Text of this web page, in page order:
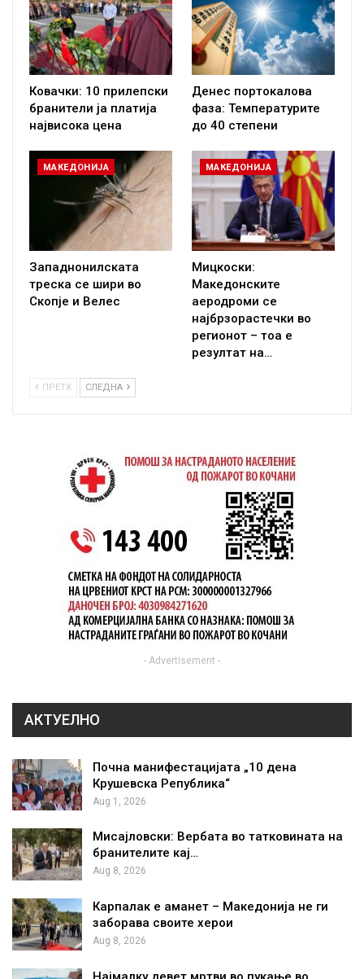
Ковачки: 10 прилепски
бранители ја платија
највисока цена
Денес портокалова
фаза: Температурите
до 40 степени
МАКЕДОНИЈА
Западнонилската
треска се шири во
Скопје и Велес
МАКЕДОНИЈА
Мицкоски:
Македонските
аеродроми се
најбрзорастечки во
регионот – тоа е
резултат на…
ПРЕТХ СЛЕДНА
- Advertisement -
АКТУЕЛНО
Почна манифестацијата „10 дена
Крушевска Република“
Aug 1, 2026
Мисајловски: Вербата во татковината на
бранителите кај…
Aug 8, 2026
Карпалак е аманет – Македонија не ги
заборава своите херои
Aug 8, 2026